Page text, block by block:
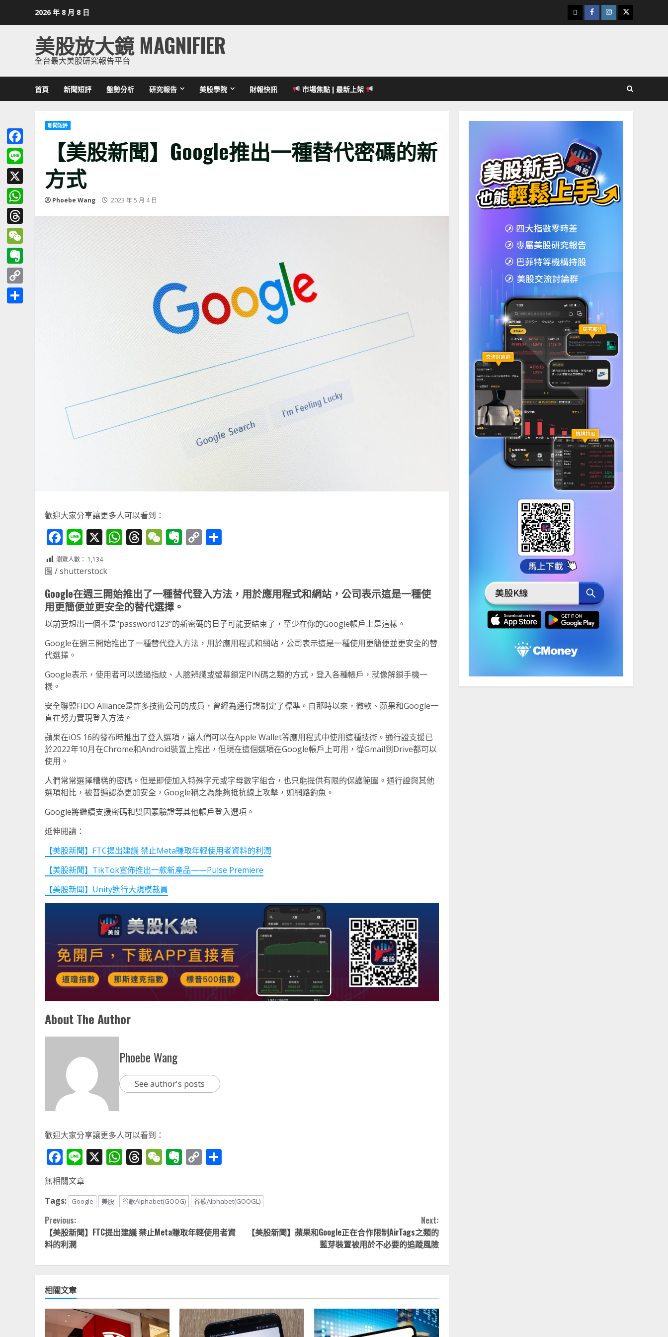
2026 年 8 月 8 日
下
載
Facebook
Instagram
Twitter
美股放大鏡 MAGNIFIER
全台最大美股研究報告平台
首頁 新聞短評 盤勢分析 研究報告 美股學院 財報快訊 市場焦點 | 最新上架
新聞短評
【美股新聞】Google推出一種替代密碼的新
方式
Phoebe Wang 2023 年 5 月 4 日
歡迎大家分享讓更多人可以看到：
Facebook
Line
X WhatsApp
Threads
WeChat
Evernote
Copy
瀏覽人數： 1,134
圖 / shutterstock
Google在週三開始推出了一種替代登入方法，用於應用程式和網站，公司表示這是一種使
用更簡便並更安全的替代選擇。
以前要想出一個不是“password123”的新密碼的日子可能要結束了，至少在你的Google帳戶上是這樣。
Google在週三開始推出了一種替代登入方法，用於應用程式和網站，公司表示這是一種使用更簡便並更安全的替
代選擇。
Google表示，使用者可以透過指紋、人臉辨識或螢幕鎖定PIN碼之類的方式，登入各種帳戶，就像解鎖手機一
樣。
安全聯盟FIDO Alliance是許多技術公司的成員，曾經為通行證制定了標準。自那時以來，微軟、蘋果和Google一
直在努力實現登入方法。
蘋果在iOS 16的發布時推出了登入選項，讓人們可以在Apple Wallet等應用程式中使用這種技術。通行證支援已
於2022年10月在Chrome和Android裝置上推出，但現在這個選項在Google帳戶上可用，從Gmail到Drive都可以
使用。
人們常常選擇糟糕的密碼。但是即使加入特殊字元或字母數字組合，也只能提供有限的保護範圍。通行證與其他
選項相比，被普遍認為更加安全，Google稱之為能夠抵抗線上攻擊，如網路釣魚。
Google將繼續支援密碼和雙因素驗證等其他帳戶登入選項。
延伸閱讀：
【美股新聞】FTC提出建議 禁止Meta賺取年輕使用者資料的利潤
【美股新聞】TikTok宣佈推出一款新產品——Pulse Premiere
【美股新聞】Unity進行大規模裁員
About The Author
Phoebe Wang
See author's posts
歡迎大家分享讓更多人可以看到：
Facebook
Line
X WhatsApp
Threads
WeChat
Evernote
Copy
無相關文章
Tags:
Google 美股 谷歌Alphabet(GOOG) 谷歌Alphabet(GOOGL)
Continue
Reading
Previous:
【美股新聞】FTC提出建議 禁止Meta賺取年輕使用者資
料的利潤
Next:
【美股新聞】蘋果和Google正在合作限制AirTags之類的
藍芽裝置被用於不必要的追蹤風險
相關文章
Facebook
Line
X
WhatsApp
Threads
WeChat
Evernote
Copy